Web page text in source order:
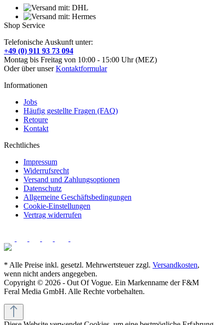
Shop Service
Telefonische Auskunft unter:
+49 (0) 911 93 73 094
Montag bis Freitag von 10:00 - 15:00 Uhr (MEZ)
Oder über unserKontaktformular
Informationen
Jobs
Häufig gestellte Fragen (FAQ)
Retoure
Kontakt
Rechtliches
Impressum
Widerrufsrecht
Versand und Zahlungsoptionen
Datenschutz
Allgemeine Geschäftsbedingungen
Cookie-Einstellungen
Vertrag widerrufen
* Alle Preise inkl. gesetzl. Mehrwertsteuer zzgl. Versandkosten,
wenn nicht anders angegeben.
Copyright © 2026 - Out Of Vogue. Ein Markenname der F&M
Feral Media GmbH. Alle Rechte vorbehalten.